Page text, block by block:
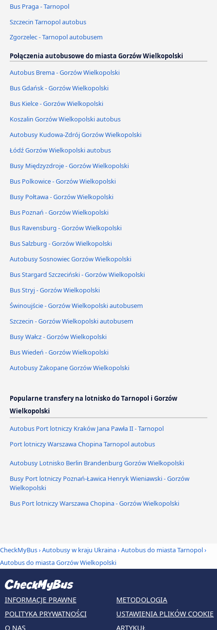
Bus Praga - Tarnopol
Szczecin Tarnopol autobus
Zgorzelec - Tarnopol autobusem
Połączenia autobusowe do miasta Gorzów Wielkopolski
Autobus Brema - Gorzów Wielkopolski
Bus Gdańsk - Gorzów Wielkopolski
Bus Kielce - Gorzów Wielkopolski
Koszalin Gorzów Wielkopolski autobus
Autobusy Kudowa-Zdrój Gorzów Wielkopolski
Łódź Gorzów Wielkopolski autobus
Busy Międzyzdroje - Gorzów Wielkopolski
Bus Polkowice - Gorzów Wielkopolski
Busy Połtawa - Gorzów Wielkopolski
Bus Poznań - Gorzów Wielkopolski
Bus Ravensburg - Gorzów Wielkopolski
Bus Salzburg - Gorzów Wielkopolski
Autobusy Sosnowiec Gorzów Wielkopolski
Bus Stargard Szczeciński - Gorzów Wielkopolski
Bus Stryj - Gorzów Wielkopolski
Świnoujście - Gorzów Wielkopolski autobusem
Szczecin - Gorzów Wielkopolski autobusem
Busy Wałcz - Gorzów Wielkopolski
Bus Wiedeń - Gorzów Wielkopolski
Autobusy Zakopane Gorzów Wielkopolski
Popularne transfery na lotnisko do Tarnopol i Gorzów
Wielkopolski
Autobus Port lotniczy Kraków Jana Pawła II - Tarnopol
Port lotniczy Warszawa Chopina Tarnopol autobus
Autobusy Lotnisko Berlin Brandenburg Gorzów Wielkopolski
Busy Port lotniczy Poznań-Ławica Henryk Wieniawski - Gorzów
Wielkopolski
Bus Port lotniczy Warszawa Chopina - Gorzów Wielkopolski
CheckMyBus›Autobusy w kraju Ukraina›Autobus do miasta Tarnopol›
Autobus do miasta Gorzów Wielkopolski
INFORMACJE PRAWNE
POLITYKA PRYWATNOŚCI
O NAS
METODOLOGIA
USTAWIENIA PLIKÓW COOKIE
ARTYKUŁ